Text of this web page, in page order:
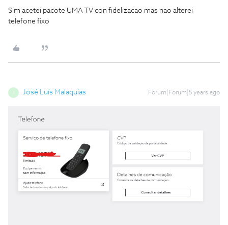
Sim acetei pacote UMA TV con fidelizacao mas nao alterei
telefone fixo
José Luís Malaquias Forum|Forum|5 years ago